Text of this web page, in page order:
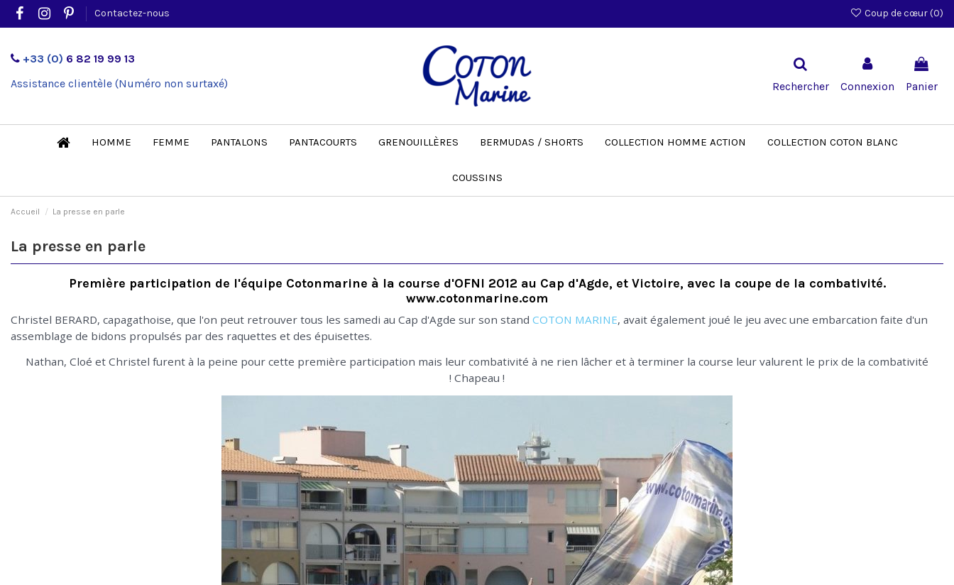
Contactez-nous Coup de cœur (0)
+33 (0) 6 82 19 99 13
Assistance clientèle (Numéro non surtaxé)
Rechercher Connexion Panier
HOMME FEMME PANTALONS PANTACOURTS GRENOUILLÈRES BERMUDAS / SHORTS COLLECTION HOMME ACTION COLLECTION COTON BLANC
COUSSINS
Accueil La presse en parle
La presse en parle
Première participation de l'équipe Cotonmarine à la course d'OFNI 2012 au Cap d'Agde, et Victoire, avec la coupe de la combativité.
www.cotonmarine.com
Christel BERARD, capagathoise, que l'on peut retrouver tous les samedi au Cap d'Agde sur son stand COTON MARINE, avait également joué le jeu avec une embarcation faite d'un
assemblage de bidons propulsés par des raquettes et des épuisettes.
Nathan, Cloé et Christel furent à la peine pour cette première participation mais leur combativité à ne rien lâcher et à terminer la course leur valurent le prix de la combativité
! Chapeau !